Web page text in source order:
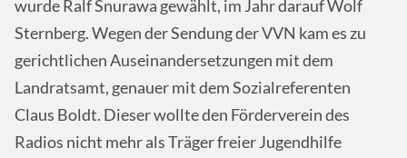
wurde Ralf Snurawa gewählt, im Jahr darauf Wolf
Sternberg. Wegen der Sendung der VVN kam es zu
gerichtlichen Auseinandersetzungen mit dem
Landratsamt, genauer mit dem Sozialreferenten
Claus Boldt. Dieser wollte den Förderverein des
Radios nicht mehr als Träger freier Jugendhilfe